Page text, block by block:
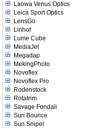
Laowa Venus Optics
Leica Sport Optics
LensGo
Linhof
Lume Cube
MediaJet
Megadap
MekingPhoto
Novoflex
Novoflex Pro
Rodenstock
Rotatrim
Savage Fondali
Sun Bounce
Sun Sniper